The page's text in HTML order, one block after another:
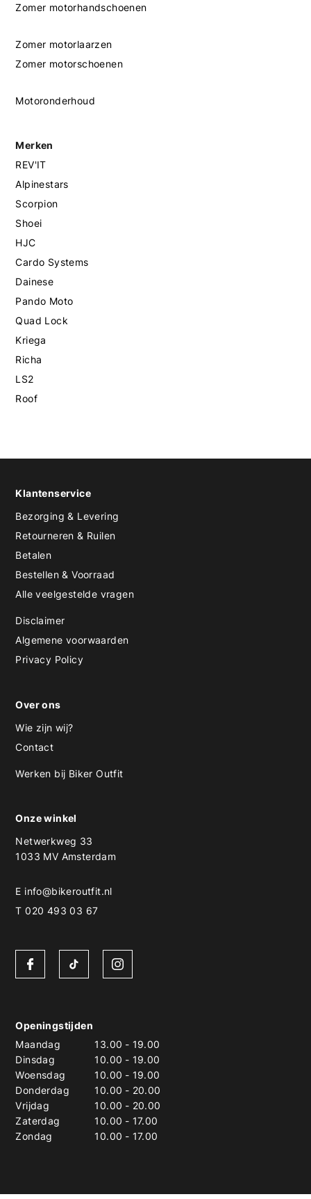
Zomer motorhandschoenen
Zomer motorlaarzen
Zomer motorschoenen
Motoronderhoud
Merken
REV'IT
Alpinestars
Scorpion
Shoei
HJC
Cardo Systems
Dainese
Pando Moto
Quad Lock
Kriega
Richa
LS2
Roof
Klantenservice
Bezorging & Levering
Retourneren & Ruilen
Betalen
Bestellen & Voorraad
Alle veelgestelde vragen
Disclaimer
Algemene voorwaarden
Privacy Policy
Over ons
Wie zijn wij?
Contact
Werken bij Biker Outfit
Onze winkel
Netwerkweg 33
1033 MV Amsterdam
E info@bikeroutfit.nl
T 020 493 03 67
Openingstijden
Maandag
13.00 - 19.00
Dinsdag
10.00 - 19.00
Woensdag
10.00 - 19.00
Donderdag
10.00 - 20.00
Vrijdag
10.00 - 20.00
Zaterdag
10.00 - 17.00
Zondag
10.00 - 17.00